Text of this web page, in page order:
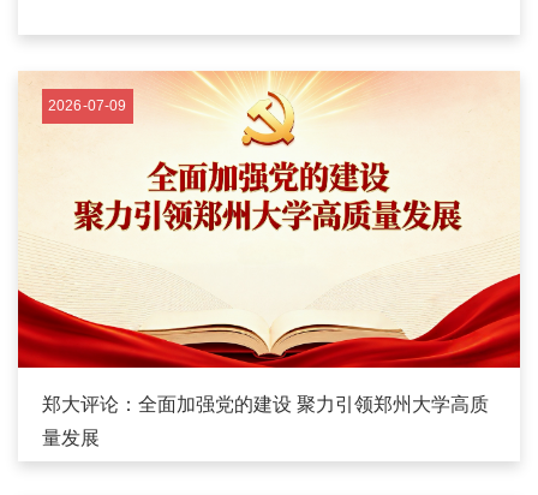
2026-07-09
郑大评论：全面加强党的建设 聚力引领郑州大学高质
量发展